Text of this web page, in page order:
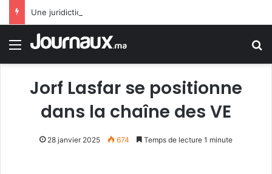
Menu
Jorf Lasfar se positionne
dans la chaîne des VE
28 janvier 2025 674 Temps de lecture 1 minute